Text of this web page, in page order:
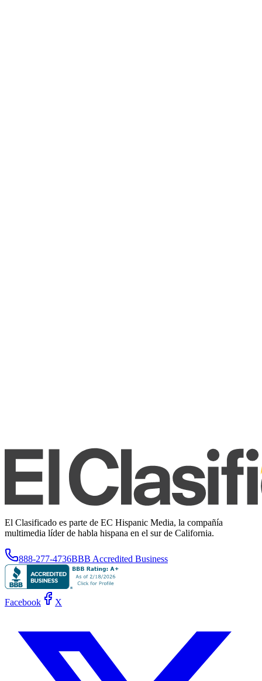
El Clasificado es parte de EC Hispanic Media, la compañía
multimedia líder de habla hispana en el sur de California.
888-277-4736BBB Accredited Business
Facebook X